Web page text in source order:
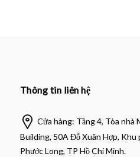
Thông tin liên hệ
Cửa hàng: Tầng 4, Tòa nhà
Building, 50A Đỗ Xuân Hợp, Khu
Phước Long, TP Hồ Chí Minh.